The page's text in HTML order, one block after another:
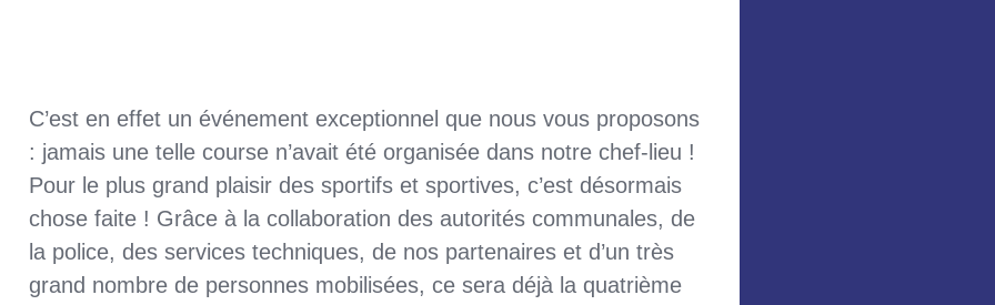
C’est en effet un événement exceptionnel que nous vous proposons
: jamais une telle course n’avait été organisée dans notre chef-lieu !
Pour le plus grand plaisir des sportifs et sportives, c’est désormais
chose faite ! Grâce à la collaboration des autorités communales, de
la police, des services techniques, de nos partenaires et d’un très
grand nombre de personnes mobilisées, ce sera déjà la quatrième